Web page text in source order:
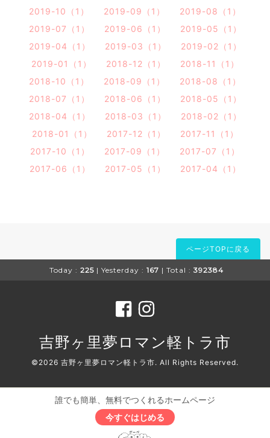
2019-10（1）
2019-09（1）
2019-08（1）
2019-07（1）
2019-06（1）
2019-05（1）
2019-04（1）
2019-03（1）
2019-02（1）
2019-01（1）
2018-12（1）
2018-11（1）
2018-10（1）
2018-09（1）
2018-08（1）
2018-07（1）
2018-06（1）
2018-05（1）
2018-04（1）
2018-03（1）
2018-02（1）
2018-01（1）
2017-12（1）
2017-11（1）
2017-10（1）
2017-09（1）
2017-07（1）
2017-06（1）
2017-05（1） 2017-04（1）
ページTOPに戻る
Today : 225 | Yesterday : 167 | Total : 392384
吉野ヶ里夢ロマン軽トラ市
©2026 吉野ヶ里夢ロマン軽トラ市. All Rights Reserved.
誰でも簡単、無料でつくれるホームページ
今すぐはじめる